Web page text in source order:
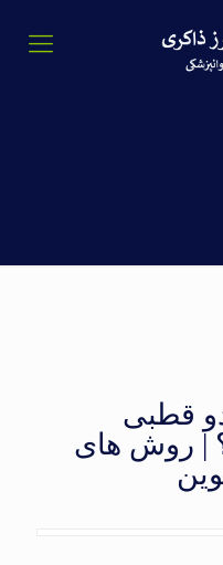
دو قطبی
| روش های